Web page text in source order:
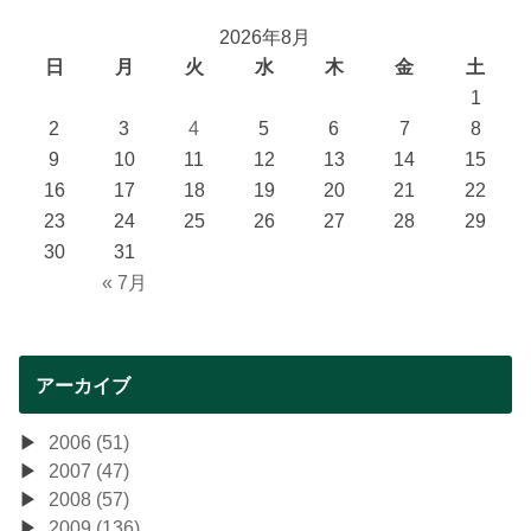
2026年8月
日
月 火 水 木 金 土
« 7月
1
2
3 4 5 6 7
8
9
10 11 12 13 14
15
16
17 18 19 20 21
22
23
24 25 26 27 28
29
30
31
アーカイブ
2006 (51)
2007 (47)
2008 (57)